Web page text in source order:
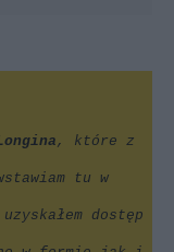
, które z
tu w
dostęp